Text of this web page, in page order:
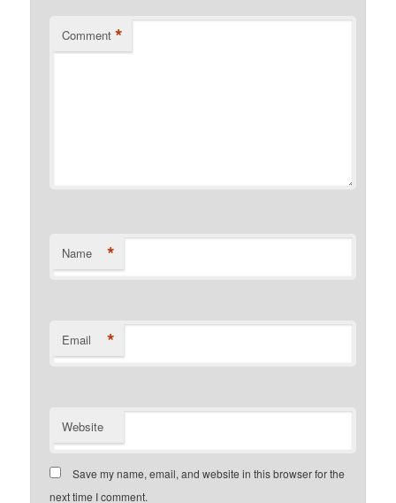
Comment *
Name *
Email *
Website
Save my name, email, and website in this browser for the
next time I comment.